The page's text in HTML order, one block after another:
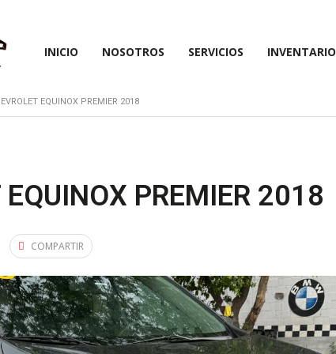
INICIO NOSOTROS SERVICIOS INVENTARIO
EQUINOX PREMIER 2018
EQUINOX PREMIER 2018
COMPARTIR